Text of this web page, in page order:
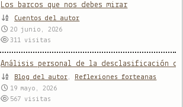
Los barcos que nos debes mirar
Cuentos del autor
20 junio, 2026
311visitas
Análisis personal de la desclasificación de
Blog del autor, Reflexiones forteanas
19 mayo, 2026
567visitas